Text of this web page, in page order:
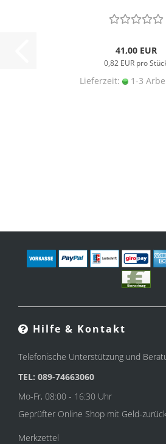
41,00 EUR
0,82 EUR pro
Lieferzeit: 1-3
Hilfe & Kontakt
Telefonische Unterstützung und
TEL: 089-74663060
Mo-Fr, 08:00 - 16:30 Uhr
Geprüfter Online Shop mit Geld-
Merkzettel